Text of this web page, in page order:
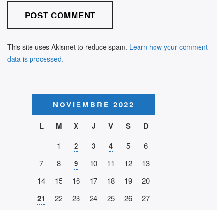
This site uses Akismet to reduce spam. Learn how your comment
data is processed.
NOVIEMBRE 2022
L
M X J V S D
1 2 3 4 5
6
7
8 9 10 11 12
13
14
15 16 17 18 19 20
21 22 23 24 25 26
27